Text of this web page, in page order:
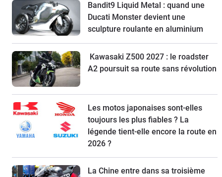
Bandit9 Liquid Metal : quand une
Ducati Monster devient une
sculpture roulante en aluminium
Kawasaki Z500 2027 : le roadster
A2 poursuit sa route sans révolution
Les motos japonaises sont-elles
toujours les plus fiables ? La
légende tient-elle encore la route en
2026 ?
La Chine entre dans sa troisième